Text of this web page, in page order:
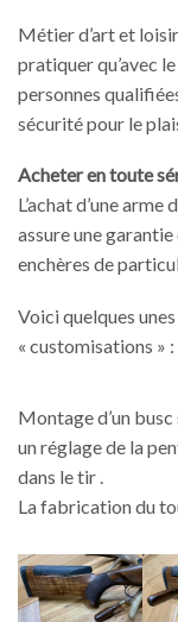
Métier d’art et loisir
pratiquer qu’avec
personnes
sécurité pour le
Acheter en toute
L’achat d’une
assure une
enchères de
Voici quelques
« customisations » :
Montage d’un
un réglage de la
dans le tir .
La fabrication du